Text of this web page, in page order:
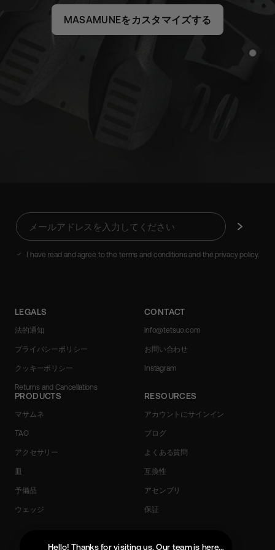
MASAMUNEをカスタマイズする
メ
ー
ル
ア
入
力
て
く
さ
い
購
読
す
る
I have read and agree to the terms and conditions and the privacy policy.
LEGALS
法的通知
プライバシーポリシー
クッキーポリシー
Returns and Cancellations
CONTACT
info@tetsuo.com
お問い合わせ
Instagram
PRODUCTS
マサムネ
TAO
アクセサリー
予備品
ウェッジ
RESOURCES
アカウントにサインイン
ブログ
よくある質問
互換性
アセンブリ
保証
Japanese
Hello! Thanks for visiting us. Our team is here to help with